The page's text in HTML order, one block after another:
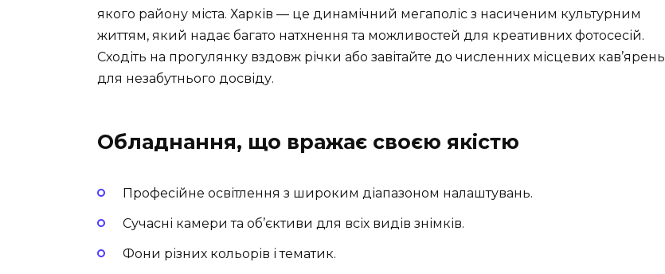
якого району міста. Харків — це динамічний мегаполіс з насиченим культурним
життям, який надає багато натхнення та можливостей для креативних фотосесій.
Сходіть на прогулянку вздовж річки або завітайте до численних місцевих кав’ярень
для незабутнього досвіду.
Обладнання, що вражає своєю якістю
Професійне освітлення з широким діапазоном налаштувань.
Сучасні камери та об’єктиви для всіх видів знімків.
Фони різних кольорів і тематик.